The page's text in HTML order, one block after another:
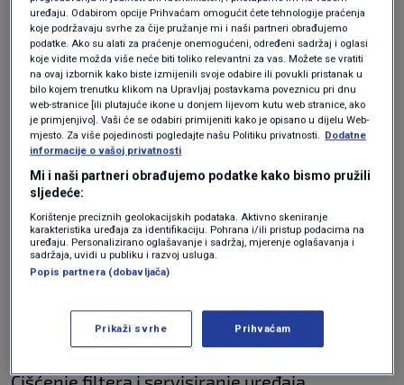
također igra važnu ulogu u uštedi energije, piše
Klix.ba.
Trik koji rashladi spavaću sobu noću
za pet minuta bez klime ili
ventilatora: Treba vam samo ručnik
LIFESTYLE|28. svi.
Postavka od oko 26 stupnjeva smatra se
optimalnom, jer se na taj način postiže
ravnoteža između ugodnog hlađenja i manje
potrošnje električne energije. Redovito
održavanje klima uređaja takođerdoprinosi
manjoj potrošnji.
uređaju. Odabirom opcije Prihvaćam omogućit ćete tehnologije praćenja
koje podržavaju svrhe za čije pružanje mi i naši partneri obrađujemo
podatke. Ako su alati za praćenje onemogućeni, određeni sadržaj i oglasi
koje vidite možda više neće biti toliko relevantni za vas. Možete se vratiti
na ovaj izbornik kako biste izmijenili svoje odabire ili povukli pristanak u
bilo kojem trenutku klikom na Upravljaj postavkama poveznicu pri dnu
web-stranice [ili plutajuće ikone u donjem lijevom kutu web stranice, ako
je primjenjivo]. Vaši će se odabiri primijeniti kako je opisano u dijelu Web-
mjesto. Za više pojedinosti pogledajte našu Politiku privatnosti. Dodatne
informacije o vašoj privatnosti
Mi i naši partneri obrađujemo podatke kako bismo pružili
sljedeće:
Korištenje preciznih geolokacijskih podataka. Aktivno skeniranje
karakteristika uređaja za identifikaciju. Pohrana i/ili pristup podacima na
uređaju. Personalizirano oglašavanje i sadržaj, mjerenje oglašavanja i
sadržaja, uvidi u publiku i razvoj usluga.
Popis partnera (dobavljača)
Prikaži svrhe Prihvaćam